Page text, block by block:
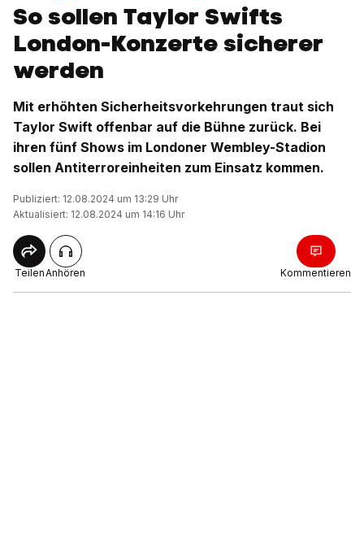
So sollen Taylor Swifts
London-Konzerte sicherer
werden
Mit erhöhten Sicherheitsvorkehrungen traut sich
Taylor Swift offenbar auf die Bühne zurück. Bei
ihren fünf Shows im Londoner Wembley-Stadion
sollen Antiterroreinheiten zum Einsatz kommen.
Publiziert: 12.08.2024 um 13:29 Uhr
Aktualisiert: 12.08.2024 um 14:16 Uhr
TeilenAnhören Kommentieren